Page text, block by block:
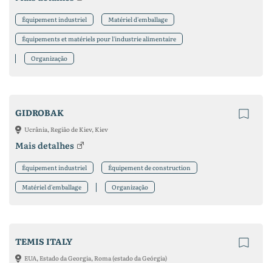
Équipement industriel Matériel d'emballage
Équipements et matériels pour l'industrie alimentaire
Organização
GIDROBAK
Ucrânia, Região de Kiev, Kiev
Mais detalhes
Équipement industriel Équipement de construction
Matériel d'emballage Organização
TEMIS ITALY
EUA, Estado da Georgia, Roma (estado da Geórgia)